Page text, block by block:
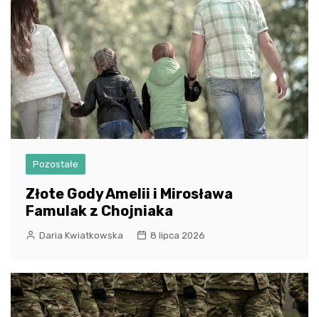
Pozostałe
Złote Gody Amelii i Mirosława
Famulak z Chojniaka
Daria Kwiatkowska 8 lipca 2026